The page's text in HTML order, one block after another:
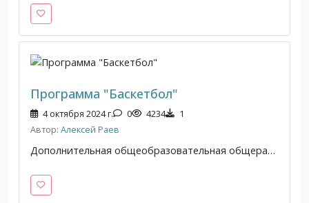
Программа "Баскетбол"
4 октября 2024 г. 0 4234 1
Автор: Алексей Раев
Дополнительная общеобразовательная общеразвивающая программа физкультурно-оздоровительной направленности «Баскетбол». Возраст учащихся: 7-16 лет Срок реализации: 3 года